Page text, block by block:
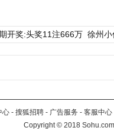
开奖:头奖11注666万 徐州
心 - 搜狐招聘 - 广告服务 - 客服中心
Copyright©2018